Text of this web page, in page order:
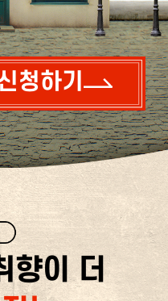
청하기
향이 더